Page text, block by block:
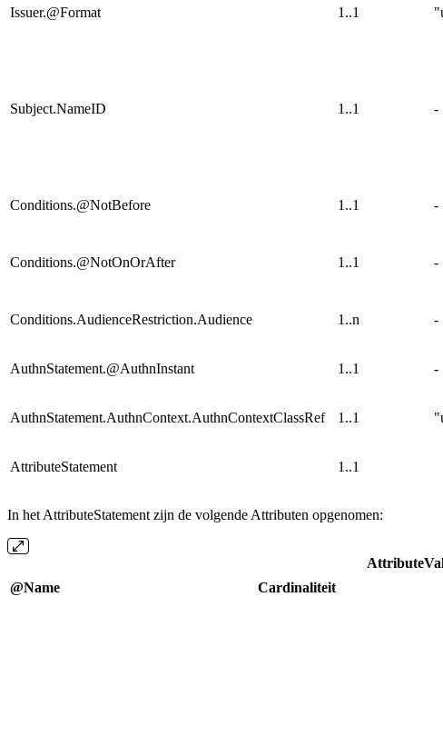
Issuer.@Format 1..1
Subject.NameID 1..1 -
Conditions.@NotBefore 1..1 -
Conditions.@NotOnOrAfter 1..1 -
Conditions.AudienceRestriction.Audience 1..n -
AuthnStatement.@AuthnInstant 1..1 -
AuthnStatement.AuthnContext.AuthnContextClassRef 1..1
AttributeStatement 1..1
In het AttributeStatement zijn de volgende Attributen opgenomen:
@Name Cardinaliteit